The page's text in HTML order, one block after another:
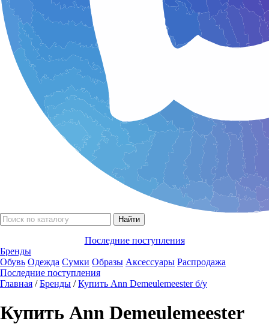
Последние поступления
Бренды
Обувь Одежда Сумки Образы Аксессуары Распродажа
Последние поступления
Главная /Бренды /Купить Ann Demeulemeester б/у
Купить Ann Demeulemeester